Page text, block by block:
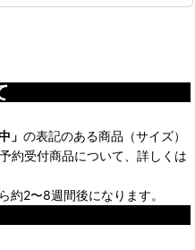
」 の表記のある商品（サイズ）
約受付商品について、詳しくは
2〜8週間後になります。